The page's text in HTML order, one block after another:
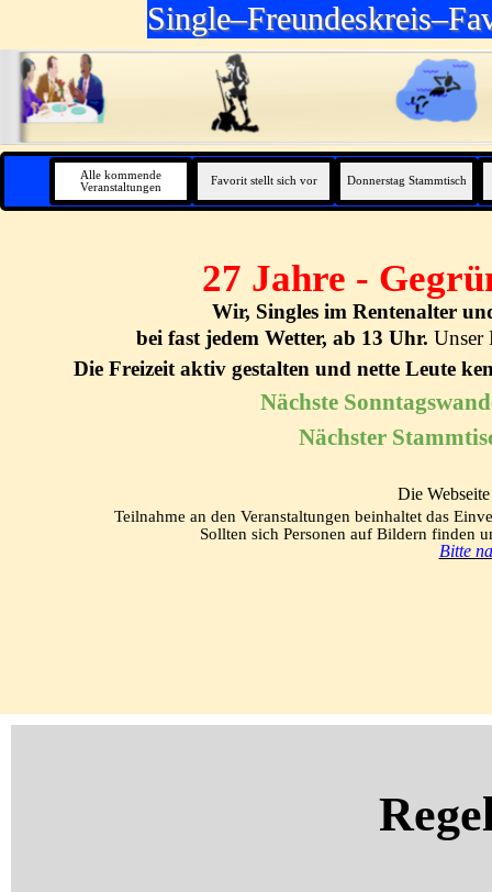
Direkt zum Seiteninhalt
Alle kommende
Veranstaltungen
Favorit stellt sich vor Donnerstag Stammtisch
27 Jahre -
Wir, Singles im Rentenalter
bei fast jedem Wetter, ab 13 Uhr. Unser
Die Freizeit aktiv gestalten und nette Leute
Nächste
Nächster
Die
Teilnahme an den Veranstaltungen beinhaltet das
Sollten sich Personen auf Bildern finden
Bitte